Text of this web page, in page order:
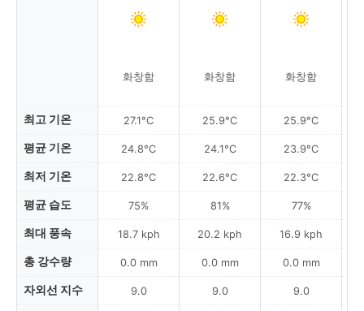
최고 기온
평균 기온
최저 기온
평균 습도
최대 풍속
총 강수량
자외선 지수
화창함
27.1°C
24.8°C
22.8°C
75%
18.7 kph
0.0 mm
9.0
화창함
25.9°C
24.1°C
22.6°C
81%
20.2 kph
0.0 mm
9.0
화창함
25.9°C
23.9°C
22.3°C
77%
16.9 kph
0.0 mm
9.0